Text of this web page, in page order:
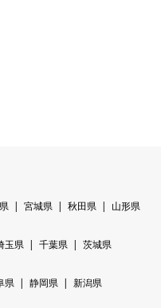
宮城県 秋田県
山形県
玉県 千葉県
茨城県
県 静岡県
新潟県